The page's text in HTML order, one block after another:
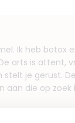
Ik heb botox
arts is attent,
je gerust.
aan die op zoek